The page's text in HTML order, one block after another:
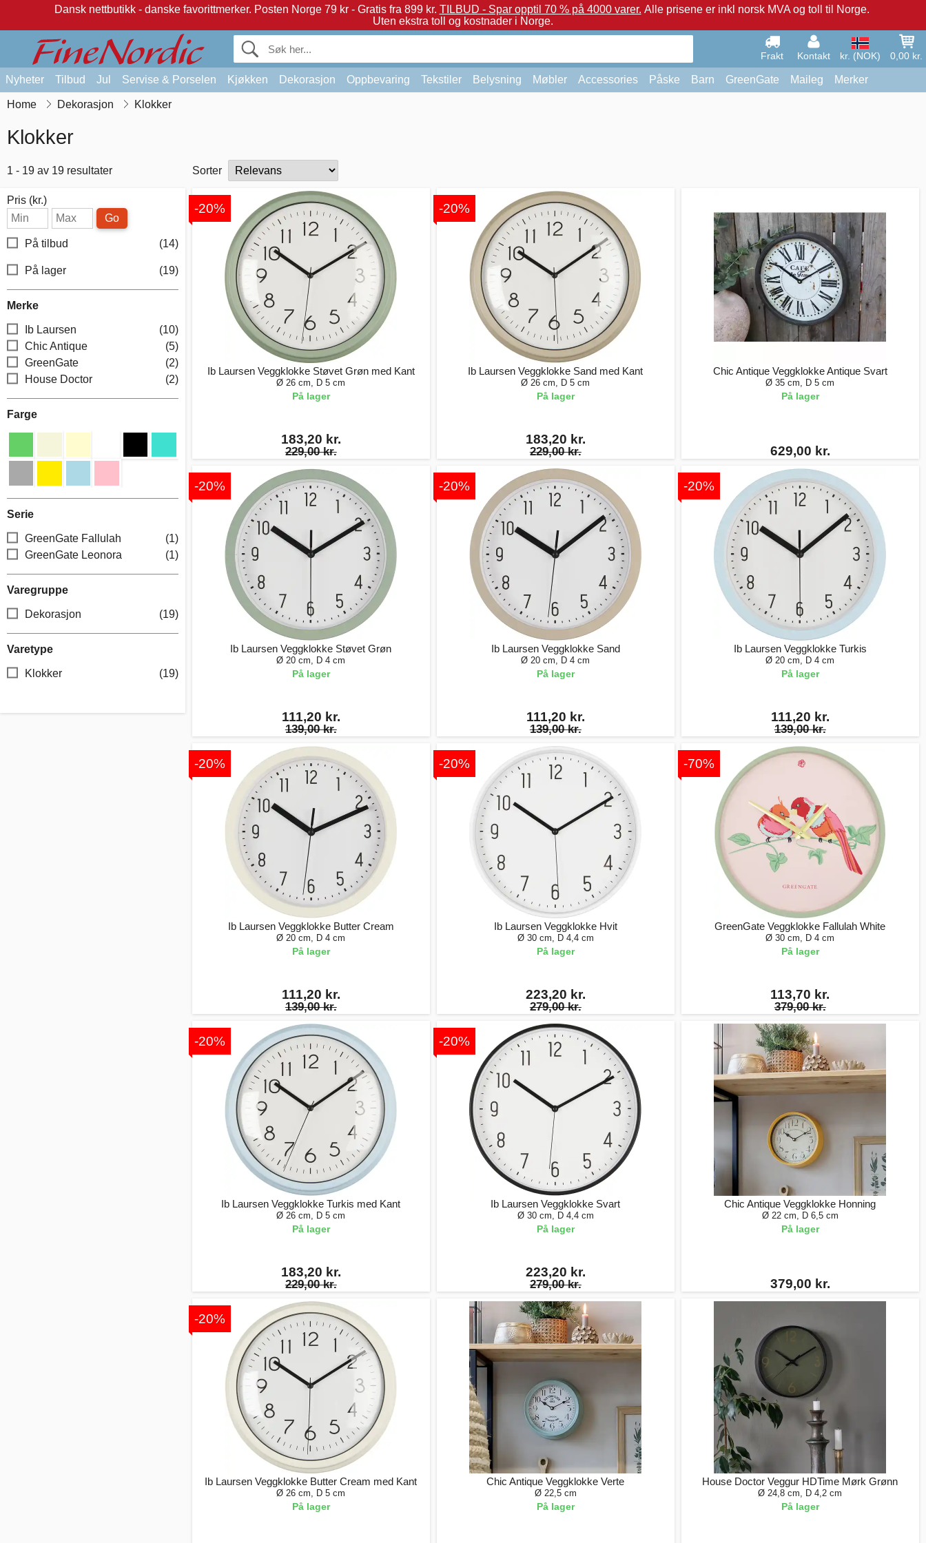
Dansk nettbutikk - danske favorittmerker. Posten Norge 79 kr - Gratis fra 899 kr. TILBUD - Spar opptil 70 % på 4000 varer. Alle prisene er inkl norsk MVA og toll til Norge.
Uten ekstra toll og kostnader i Norge.
Frakt Kontakt kr. (NOK) 0,00 kr.
Nyheter Tilbud Jul Servise & Porselen Kjøkken Dekorasjon Oppbevaring Tekstiler Belysning Møbler Accessories Påske Barn GreenGate Maileg Merker
Home Dekorasjon Klokker
Klokker
1 - 19 av 19 resultater Sorter
Pris (kr.)
Go
På tilbud (14)
På lager (19)
Merke
Ib Laursen
(10)
Chic Antique
(5)
GreenGate
(2)
House Doctor
(2)
Farge
Serie
GreenGate Fallulah
(1)
GreenGate Leonora
(1)
Varegruppe
Dekorasjon (19)
Varetype
Klokker (19)
-20%
Ib Laursen Veggklokke Støvet Grøn med Kant
Ø 26 cm, D 5 cm
På lager
183,20 kr.
229,00 kr.
-20%
Ib Laursen Veggklokke Sand med Kant
Ø 26 cm, D 5 cm
På lager
183,20 kr.
229,00 kr.
Chic Antique Veggklokke Antique Svart
Ø 35 cm, D 5 cm
På lager
629,00 kr.
-20%
Ib Laursen Veggklokke Støvet Grøn
Ø 20 cm, D 4 cm
På lager
111,20 kr.
139,00 kr.
-20%
Ib Laursen Veggklokke Sand
Ø 20 cm, D 4 cm
På lager
111,20 kr.
139,00 kr.
-20%
Ib Laursen Veggklokke Turkis
Ø 20 cm, D 4 cm
På lager
111,20 kr.
139,00 kr.
-20%
Ib Laursen Veggklokke Butter Cream
Ø 20 cm, D 4 cm
På lager
111,20 kr.
139,00 kr.
-20%
Ib Laursen Veggklokke Hvit
Ø 30 cm, D 4,4 cm
På lager
223,20 kr.
279,00 kr.
-70%
GreenGate Veggklokke Fallulah White
Ø 30 cm, D 4 cm
På lager
113,70 kr.
379,00 kr.
-20%
Ib Laursen Veggklokke Turkis med Kant
Ø 26 cm, D 5 cm
På lager
183,20 kr.
229,00 kr.
-20%
Ib Laursen Veggklokke Svart
Ø 30 cm, D 4,4 cm
På lager
223,20 kr.
279,00 kr.
Chic Antique Veggklokke Honning
Ø 22 cm, D 6,5 cm
På lager
379,00 kr.
-20%
Ib Laursen Veggklokke Butter Cream med Kant
Ø 26 cm, D 5 cm
På lager
Chic Antique Veggklokke Verte
Ø 22,5 cm
På lager
House Doctor Veggur HDTime Mørk Grønn
Ø 24,8 cm, D 4,2 cm
På lager